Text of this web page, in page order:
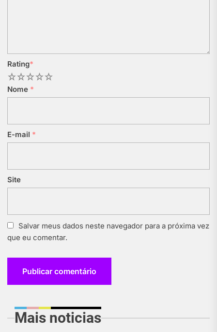
Rating*
5
4
3
2
Nome *
E-mail *
Site
Salvar meus dados neste navegador para a próxima vez
que eu comentar.
Mais noticias